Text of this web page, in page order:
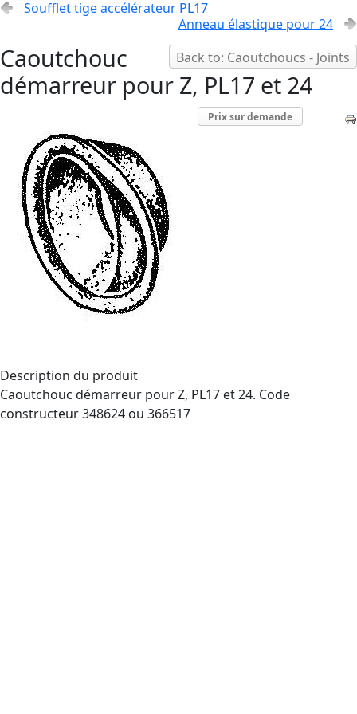
Soufflet tige accélérateur PL17
Anneau élastique pour 24
Back to: Caoutchoucs - Joints
Caoutchouc
démarreur pour Z, PL17 et 24
Prix sur demande
Description du produit
Caoutchouc démarreur pour Z, PL17 et 24. Code
constructeur 348624 ou 366517